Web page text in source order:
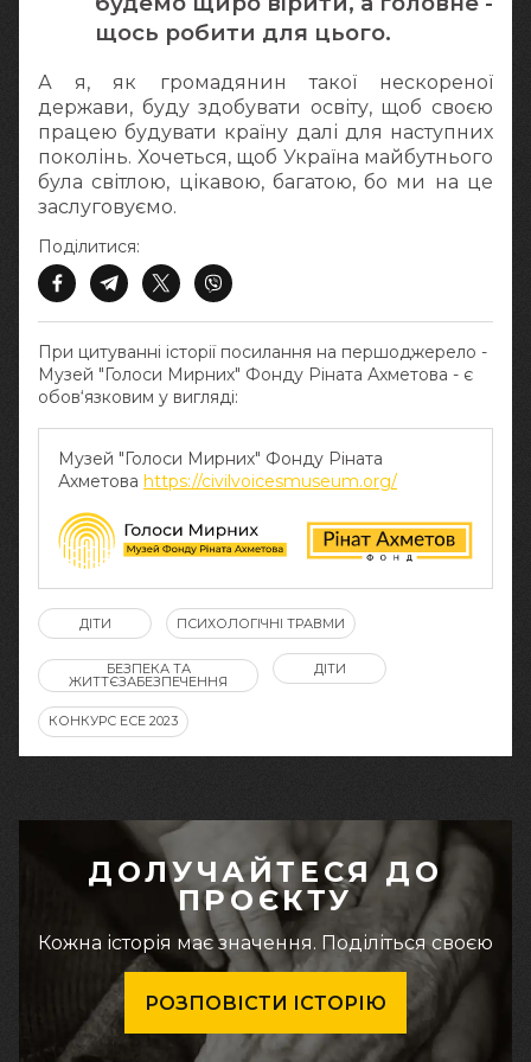
щось робити для цього.
А я, як громадянин такої нескореної
держави, буду здобувати освіту, щоб своєю
працею будувати країну далі для наступних
поколінь. Хочеться, щоб Україна майбутнього
була світлою, цікавою, багатою, бо ми на це
заслуговуємо.
При цитуванні історії посилання на першоджерело -
Музей "Голоси Мирних" Фонду Ріната Ахметова - є
обов‘язковим у вигляді:
Музей "Голоси Мирних" Фонду Ріната
Ахметова https://civilvoicesmuseum.org/
Поділитися:
ДІТИ ПСИХОЛОГІЧНІ ТРАВМИ
БЕЗПЕКА ТА
ЖИТТЄЗАБЕЗПЕЧЕННЯ
ДІТИ
КОНКУРС ЕСЕ 2023
ДОЛУЧАЙТЕСЯ ДО
ПРОЄКТУ
Кожна історія має значення. Поділіться своєю
РОЗПОВІСТИ ІСТОРІЮ